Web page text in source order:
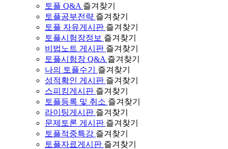
토플 Q&A 즐겨찾기
토플공부전략 즐겨찾기
토플 자유게시판 즐겨찾기
토플시험장정보 즐겨찾기
비법노트 게시판 즐겨찾기
토플시험장 Q&A 즐겨찾기
나의 토플수기
즐겨찾기
성적확인 게시판 즐겨찾기
스피킹게시판 즐겨찾기
토플등록 및 취소 즐겨찾기
라이팅게시판 즐겨찾기
문제토론 게시판 즐겨찾기
토플적중특강 즐겨찾기
토플자료게시판 즐겨찾기